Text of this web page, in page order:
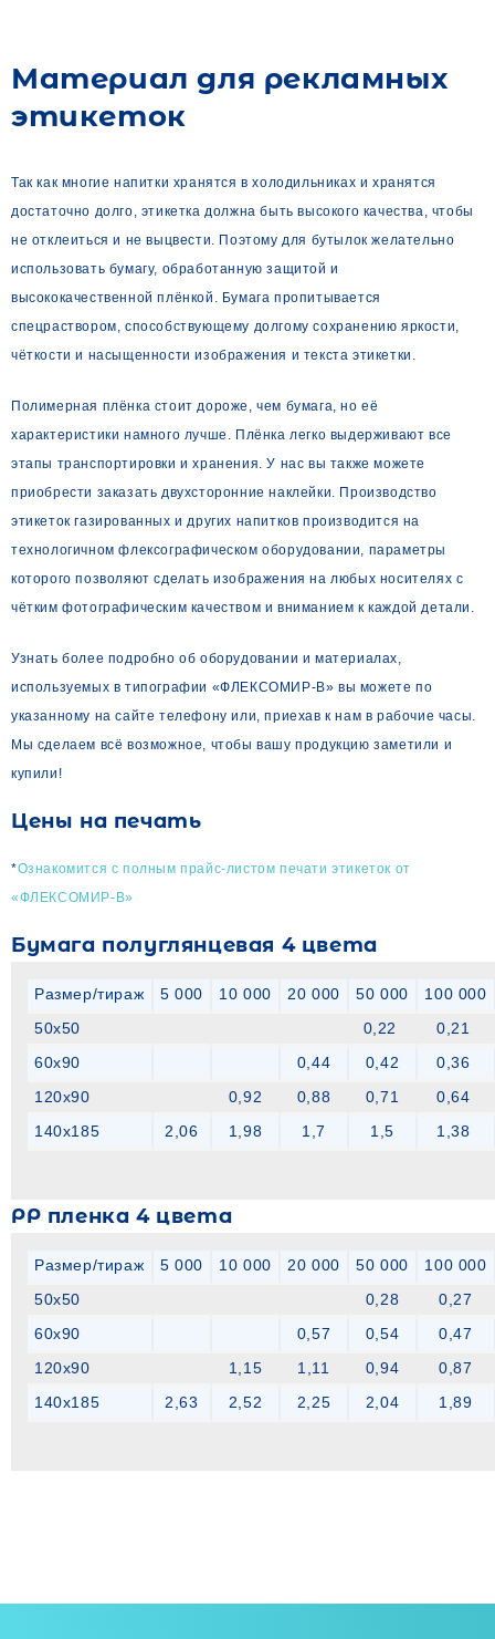
Материал для рекламных
этикеток
Так как многие напитки хранятся в холодильниках и хранятся
достаточно долго, этикетка должна быть высокого качества, чтобы
не отклеиться и не выцвести. Поэтому для бутылок желательно
использовать бумагу, обработанную защитой и
высококачественной плёнкой. Бумага пропитывается
спецраствором, способствующему долгому сохранению яркости,
чёткости и насыщенности изображения и текста этикетки.
Полимерная плёнка стоит дороже, чем бумага, но её
характеристики намного лучше. Плёнка легко выдерживают все
этапы транспортировки и хранения. У нас вы также можете
приобрести заказать двухсторонние наклейки. Производство
этикеток газированных и других напитков производится на
технологичном флексографическом оборудовании, параметры
которого позволяют сделать изображения на любых носителях с
чётким фотографическим качеством и вниманием к каждой детали.
Узнать более подробно об оборудовании и материалах,
используемых в типографии «ФЛЕКСОМИР-В» вы можете по
указанному на сайте телефону или, приехав к нам в рабочие часы.
Мы сделаем всё возможное, чтобы вашу продукцию заметили и
купили!
Цены на печать
*Ознакомится с полным прайс-листом печати этикеток от
«ФЛЕКСОМИР-В»
Бумага полуглянцевая 4 цвета
Размер/тираж 5 000 10 000 20 000 50 000
100 000
50х50
0,22
0,21
60х90
0,44 0,42
0,36
120х90
0,92 0,88 0,71
0,64
140х185
2,06 1,98 1,7 1,5 1,38
РР пленка 4 цвета
Размер/тираж 5 000 10 000 20 000 50 000
100 000
50х50
0,28
0,27
60х90
0,57 0,54
0,47
120х90
1,15 1,11 0,94
0,87
140х185
2,63 2,52 2,25 2,04 1,89